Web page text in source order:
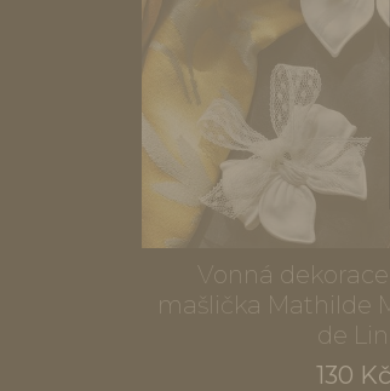
Vonná
mašlička Mathilde
de Lin
130 Kč